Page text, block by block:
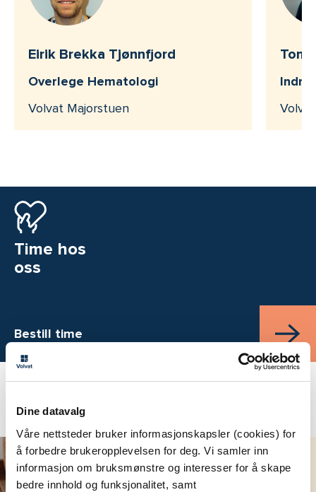
Dine datavalg
Våre nettsteder bruker informasjonskapsler (cookies) for
å forbedre brukeropplevelsen for deg. Vi samler inn
informasjon om bruksmønstre og interesser for å skape
bedre innhold og funksjonalitet, samt
Eirik Brekka Tjønnfjord
Overlege Hematologi
Volvat Majorstuen
Tom
Time hos
oss
Bestill time
Aktuelt
Mage og tarm:
Spørsmål og svar med
legen